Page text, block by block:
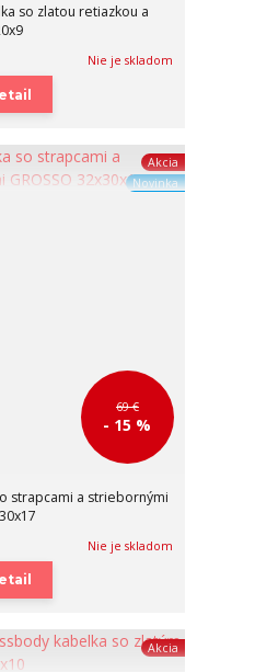
so zlatou retiazkou a
Nie je skladom
Akcia
Novinka
69 €
- 15 %
strapcami a striebornými
Nie je skladom
Akcia